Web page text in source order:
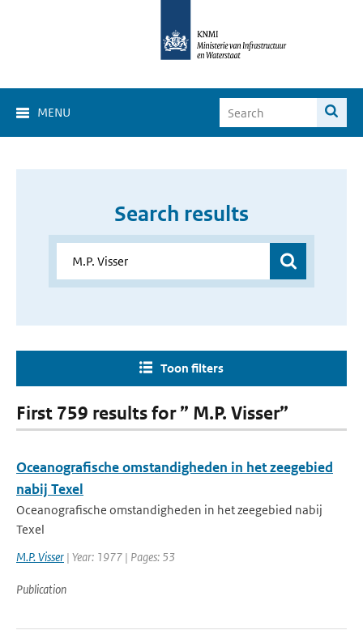
MENU
Search results
Toon filters
First 759 results for ” M.P. Visser”
Oceanografische omstandigheden in het zeegebied
nabij Texel
Oceanografische omstandigheden in het zeegebied nabij
Texel
M.P. Visser | Year: 1977 | Pages: 53
Publication